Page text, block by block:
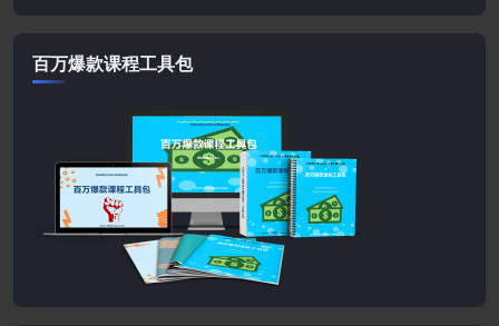
百万爆款课程工具包